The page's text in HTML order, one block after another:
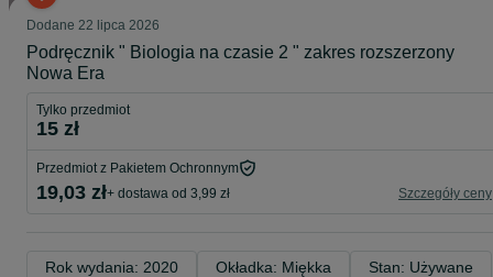
Dodane 22 lipca 2026
Podręcznik " Biologia na czasie 2 " zakres rozszerzony
Nowa Era
Tylko przedmiot
15 zł
Przedmiot z Pakietem Ochronnym
19,03 zł+ dostawa od 3,99 zł Szczegóły ceny
Rok wydania: 2020 Okładka: Miękka
Stan: Używane